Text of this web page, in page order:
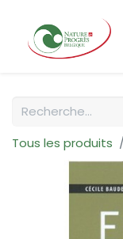
Tous les produits